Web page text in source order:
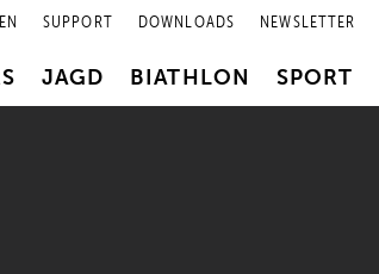
SUPPORT DOWNLOADS NEWSLETTER
JAGD BIATHLON SPORT